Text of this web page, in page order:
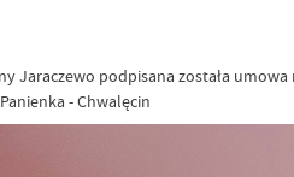
Jaraczewo podpisana została
- Chwalęcin